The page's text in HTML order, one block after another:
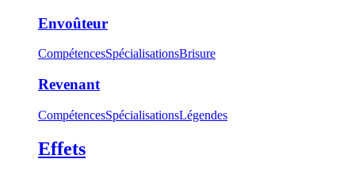
Envoûteur
CompétencesSpécialisationsBrisure
Revenant
CompétencesSpécialisationsLégendes
Effets